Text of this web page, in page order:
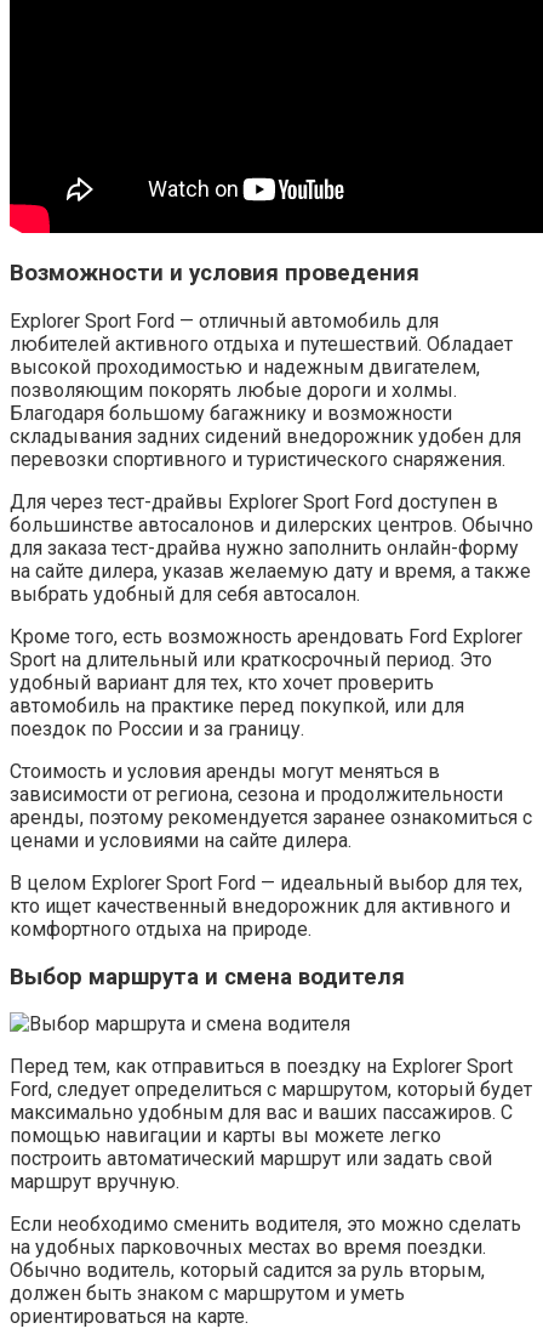
Возможности и условия проведения
Explorer Sport Ford — отличный автомобиль для
любителей активного отдыха и путешествий. Обладает
высокой проходимостью и надежным двигателем,
позволяющим покорять любые дороги и холмы.
Благодаря большому багажнику и возможности
складывания задних сидений внедорожник удобен для
перевозки спортивного и туристического снаряжения.
Для через тест-драйвы Explorer Sport Ford доступен в
большинстве автосалонов и дилерских центров. Обычно
для заказа тест-драйва нужно заполнить онлайн-форму
на сайте дилера, указав желаемую дату и время, а также
выбрать удобный для себя автосалон.
Кроме того, есть возможность арендовать Ford Explorer
Sport на длительный или краткосрочный период. Это
удобный вариант для тех, кто хочет проверить
автомобиль на практике перед покупкой, или для
поездок по России и за границу.
Стоимость и условия аренды могут меняться в
зависимости от региона, сезона и продолжительности
аренды, поэтому рекомендуется заранее ознакомиться с
ценами и условиями на сайте дилера.
В целом Explorer Sport Ford — идеальный выбор для тех,
кто ищет качественный внедорожник для активного и
комфортного отдыха на природе.
Выбор маршрута и смена водителя
Перед тем, как отправиться в поездку на Explorer Sport
Ford, следует определиться с маршрутом, который будет
максимально удобным для вас и ваших пассажиров. С
помощью навигации и карты вы можете легко
построить автоматический маршрут или задать свой
маршрут вручную.
Если необходимо сменить водителя, это можно сделать
на удобных парковочных местах во время поездки.
Обычно водитель, который садится за руль вторым,
должен быть знаком с маршрутом и уметь
ориентироваться на карте.